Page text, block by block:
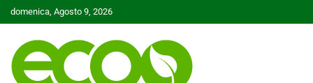
Skip
to
domenica, Agosto 9, 2026